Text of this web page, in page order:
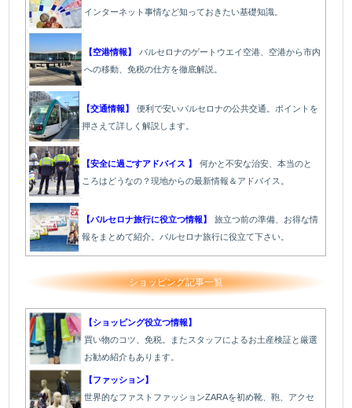
インターネット事情など知っておきたい基礎知識。
【空港情報】
バルセロナのゲートウエイ空港、空港から市内
への移動、免税の仕方を徹底解説。
【交通情報】
便利で安いバルセロナの公共交通。ポイントを
押さえて詳しく解説します。
【安全に過ごすアドバイス 】
何かと不安な治安、本当のと
ころはどうなの？現地からの最新情報＆アドバイス。
【バルセロナ旅行に役立つ情報】
旅立つ前の準備、お得な情
報をまとめて紹介。バルセロナ旅行に役立て下さい。
ショッピング記事一覧
【ショッピング役立つ情報】
買い物のコツ、免税。またスタッフによるお土産検証と厳選
お勧め紹介もあります。
【ファッション】
世界的なファストファッションZARAを初め靴、鞄、アクセ